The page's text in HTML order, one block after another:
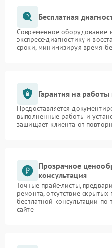
Бесплатная
Современное оборудование
экспресс-диагностику и
сроки, минимизируя время
Гарантия на работы
Предоставляется
выполненные работы и
защищает клиента от
Прозрачное
консультация
Точные прайс-листы,
ремонта, отсутствие
бесплатной консультации
сайте